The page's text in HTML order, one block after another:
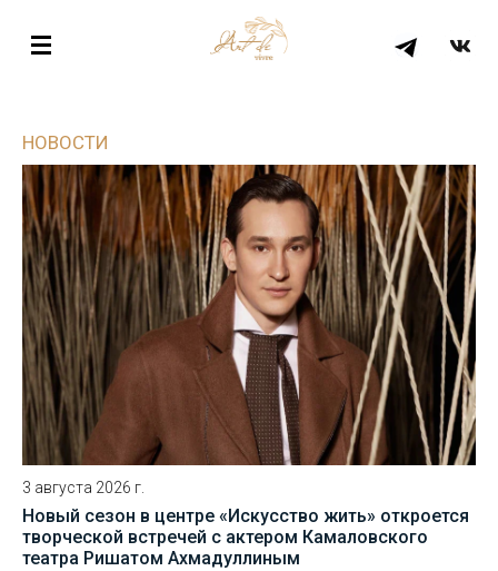
НОВОСТИ
3 августа 2026 г.
Новый сезон в центре «Искусство жить» откроется
творческой встречей с актером Камаловского
театра Ришатом Ахмадуллиным